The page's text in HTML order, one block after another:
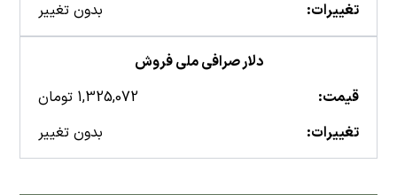
تغییرات:
بدون تغییر
دلار صرافی ملی فروش
قیمت:
1,325,072 تومان
تغییرات:
بدون تغییر